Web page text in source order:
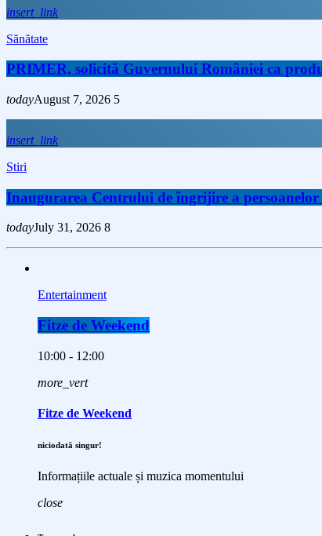
insert_link
Sănătate
PRIMER, solicită Guvernului României ca
todayAugust 7, 2026 5
insert_link
Stiri
Inaugurarea Centrului de îngrijire a
todayJuly 31, 2026 8
Entertainment
Fitze de Weekend
10:00 - 12:00
more_vert
Fitze de Weekend
niciodată singur!
Informațiile actuale și muzica momentului
close